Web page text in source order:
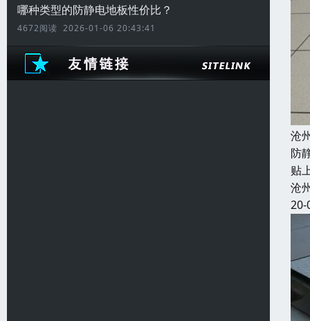
哪种类型的防静电地板性价比？
4672阅读 2026-01-06 20:43:41
沧
防
贴
沧
20-